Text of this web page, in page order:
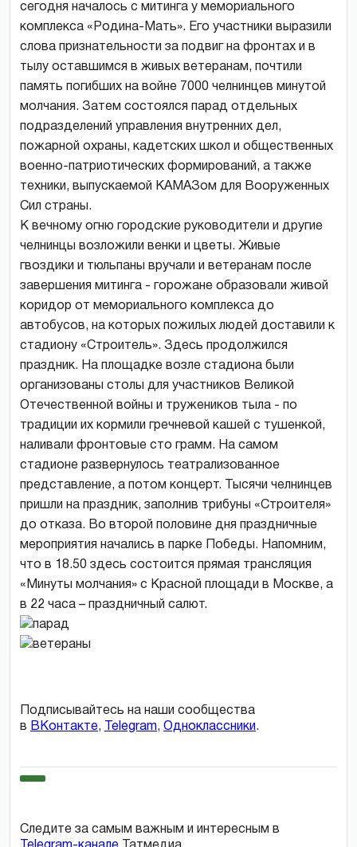
сегодня началось с митинга у мемориального
комплекса «Родина-Мать». Его участники выразили
слова признательности за подвиг на фронтах и в
тылу оставшимся в живых ветеранам, почтили
память погибших на войне 7000 челнинцев минутой
молчания. Затем состоялся парад отдельных
подразделений управления внутренних дел,
пожарной охраны, кадетских школ и общественных
военно-патриотических формирований, а также
техники, выпускаемой КАМАЗом для Вооруженных
Сил страны.
К вечному огню городские руководители и другие
челнинцы возложили венки и цветы. Живые
гвоздики и тюльпаны вручали и ветеранам после
завершения митинга - горожане образовали живой
коридор от мемориального комплекса до
автобусов, на которых пожилых людей доставили к
стадиону «Строитель». Здесь продолжился
праздник. На площадке возле стадиона были
организованы столы для участников Великой
Отечественной войны и тружеников тыла - по
традиции их кормили гречневой кашей с тушенкой,
наливали фронтовые сто грамм. На самом
стадионе развернулось театрализованное
представление, а потом концерт. Тысячи челнинцев
пришли на праздник, заполнив трибуны «Строителя»
до отказа. Во второй половине дня праздничные
мероприятия начались в парке Победы. Напомним,
что в 18.50 здесь состоится прямая трансляция
«Минуты молчания» с Красной площади в Москве, а
в 22 часа – праздничный салют.
Подписывайтесь на наши сообщества
в ВКонтакте, Telegram, Одноклассники.
Следите за самым важным и интересным в